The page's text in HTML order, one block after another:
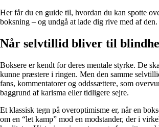
Her får du en guide til, hvordan du kan spotte
boksning – og undgå at lade dig rive med af den.
Når selvtillid bliver til
Boksere er kendt for deres mentale styrke. De
kunne præstere i ringen. Men den samme
fans, kommentatorer og oddssættere, som
baggrund af karisma eller tidligere sejre.
Et klassisk tegn på overoptimisme er, når en
om en “let kamp” mod en modstander, der i